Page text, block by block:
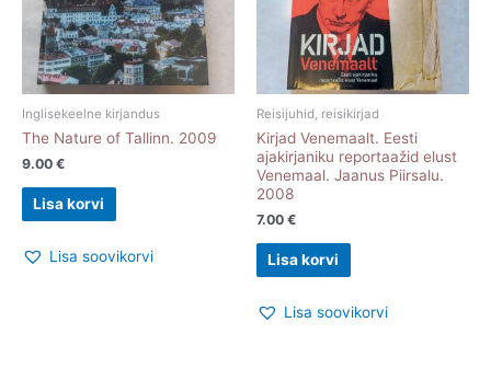
Inglisekeelne kirjandus
The Nature of Tallinn. 2009
9.00 €
Lisa korvi
Lisa soovikorvi
Reisijuhid, reisikirjad
Kirjad Venemaalt. Eesti
ajakirjaniku reportaažid elust
Venemaal. Jaanus Piirsalu.
2008
7.00 €
Lisa korvi
Lisa soovikorvi